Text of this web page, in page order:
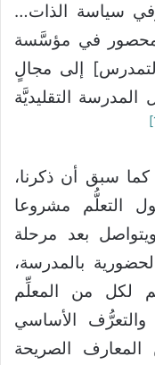
وفي سياسة الذات…
محصور في مؤسَّسة
إلى مجالٍ
التقليديَّة
كما سبق أن ذكرنا،
التعلُّم مشروعا
بعد مرحلة
بالمدرسة،
لكل من المعلِّم
والتعرُّف الأساسي
الصريحة